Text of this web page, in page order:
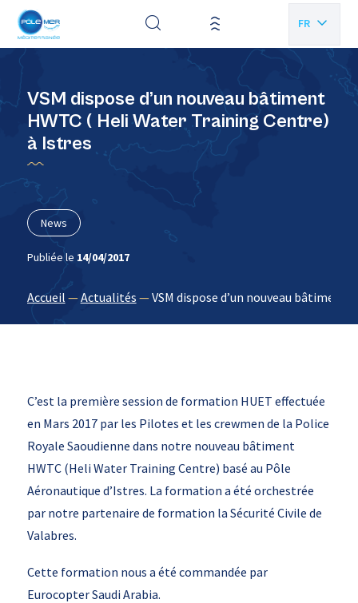
FR
EN
VSM dispose d’un nouveau bâtiment
HWTC ( Heli Water Training Centre)
à Istres
News
Publiée le 14/04/2017
Accueil —Actualités —VSM dispose d’un nouveau bâtiment
C’est la première session de formation HUET effectuée
en Mars 2017 par les Pilotes et les crewmen de la Police
Royale Saoudienne dans notre nouveau bâtiment
HWTC (Heli Water Training Centre) basé au Pôle
Aéronautique d’Istres. La formation a été orchestrée
par notre partenaire de formation la Sécurité Civile de
Valabres.
Cette formation nous a été commandée par
Eurocopter Saudi Arabia.
Panneau de gestion des cookies